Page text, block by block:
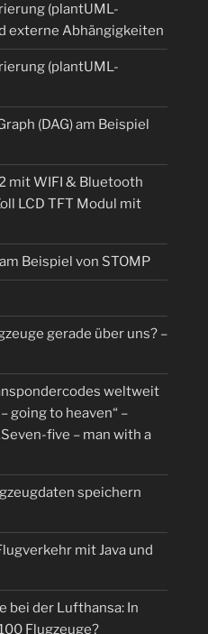
(plantUML-
externe Abhängigkeiten
(plantUML-
(DAG) am Beispiel
mit WIFI & Bluetooth
LCD TFT Modul mit
Beispiel von STOMP
gerade über uns? –
weltweit
going to heaven“ –
five – man with a
speichern
mit Java und
bei der Lufthansa: In
Flugzeuge?